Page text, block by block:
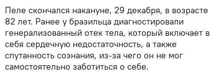
Пеле скончался накануне, 29 декабря, в возрасте
82 лет. Ранее у бразильца диагностировали
генерализованный отек тела, который включает в
себя сердечную недостаточность, а также
спутанность сознания, из-за чего он не мог
самостоятельно заботиться о себе.